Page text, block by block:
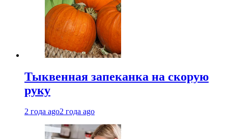
Тыквенная запеканка на скорую
руку
2 года ago2 года ago